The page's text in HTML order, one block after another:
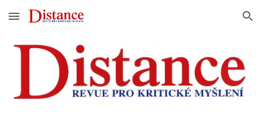
Skip to main content Skip to navigation